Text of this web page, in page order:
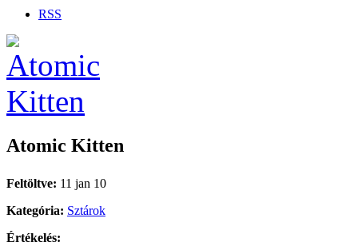
RSS
Atomic Kitten
Feltöltve: 11 jan 10
Kategória: Sztárok
Értékelés: